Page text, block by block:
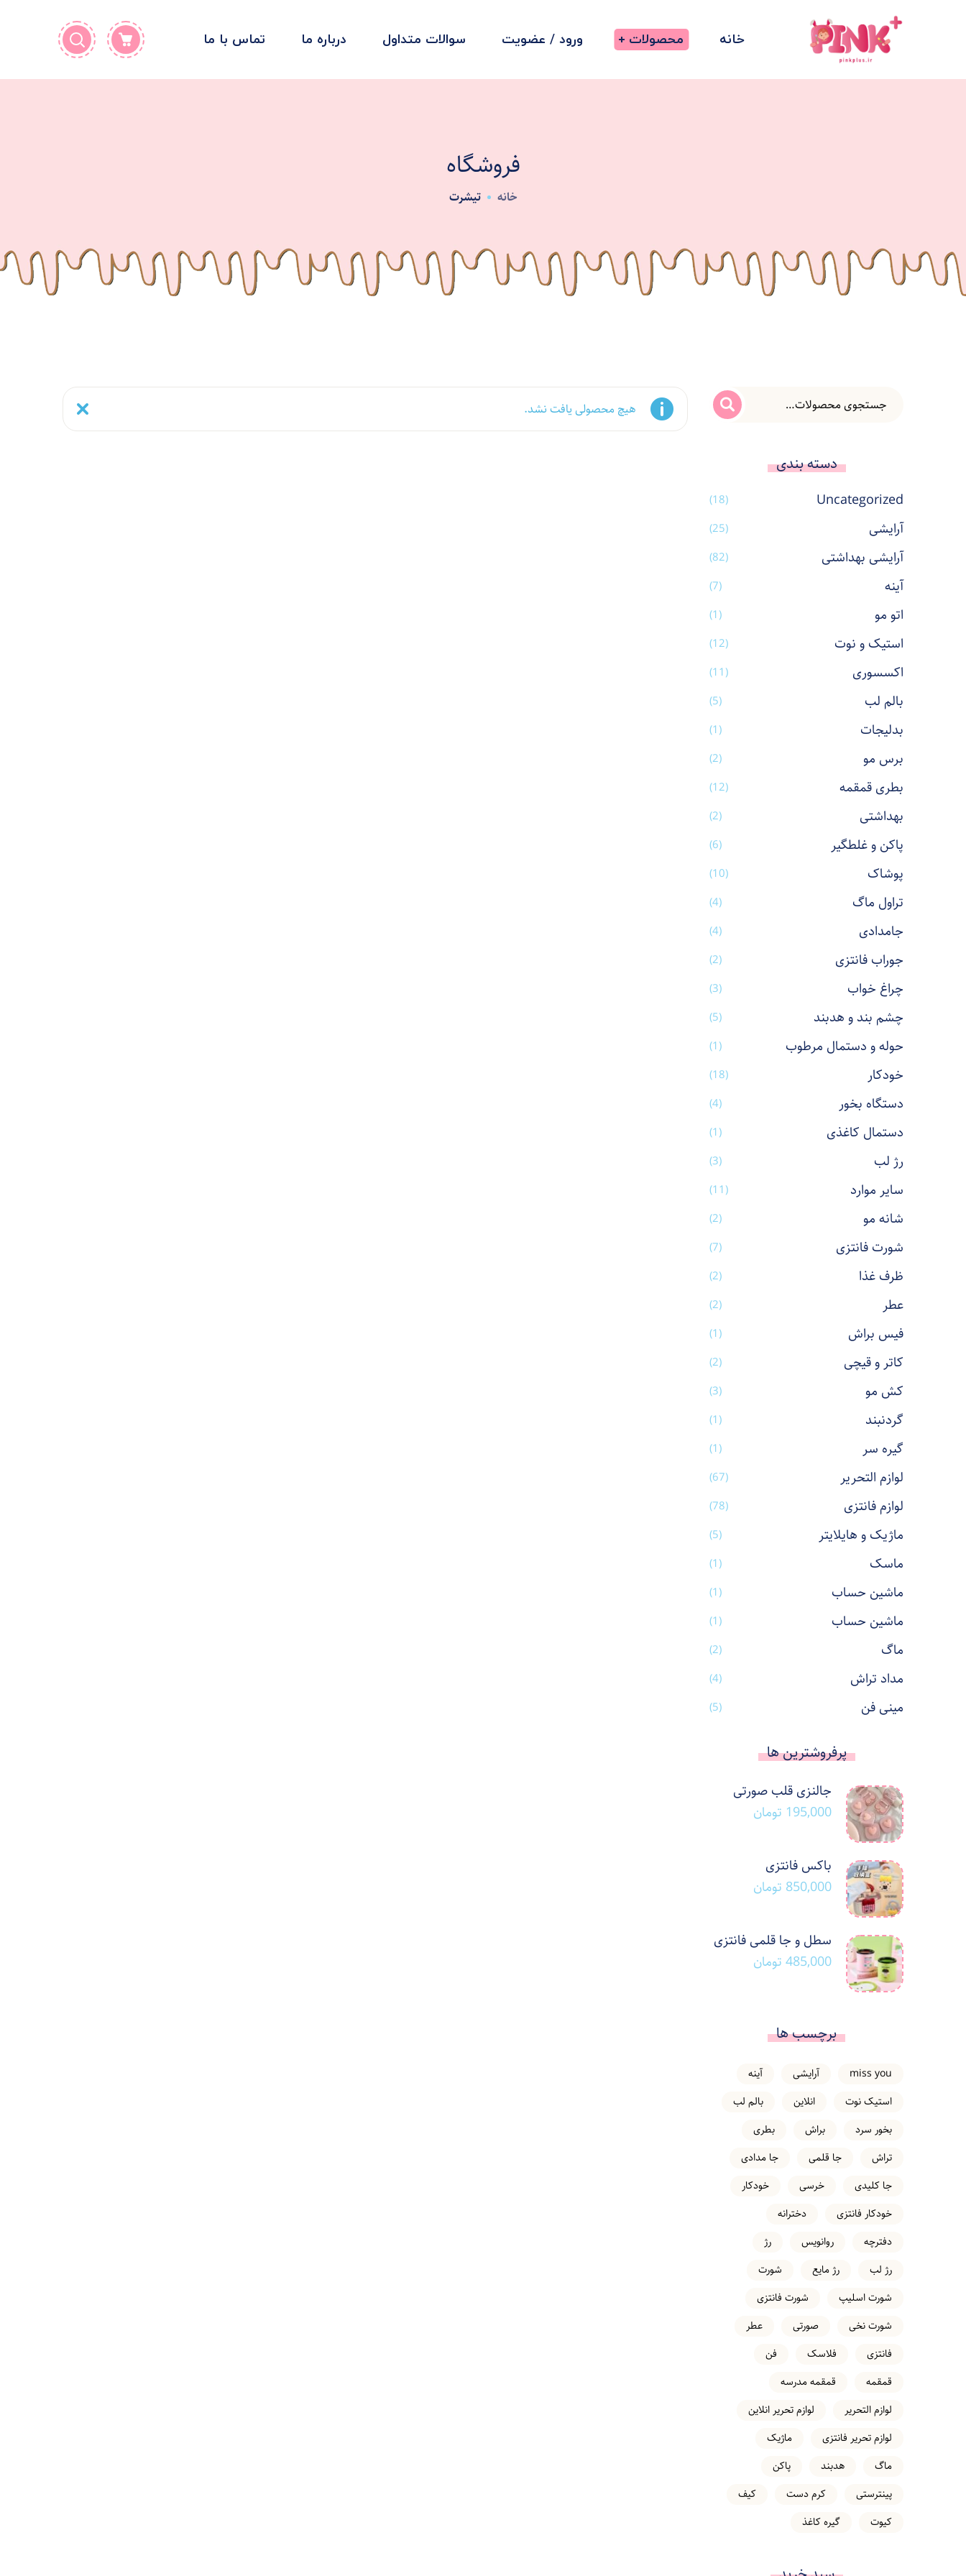
خانه محصولات ورود / عضویت سوالات متداول درباره ما تماس با ما
فروشگاه
خانه تیشرت
هیچ محصولی یافت نشد.
دسته بندی
Uncategorized
(18)
آرایشی (25)
آرایشی بهداشتی (82)
آینه (7)
اتو مو (1)
استیک و نوت (12)
اکسسوری (11)
بالم لب (5)
بدلیجات (1)
برس مو (2)
بطری قمقمه (12)
بهداشتی (2)
پاکن و غلطگیر (6)
پوشاک (10)
تراول ماگ (4)
جامدادی (4)
جوراب فانتزی (2)
چراغ خواب (3)
چشم بند و هدبند (5)
حوله و دستمال مرطوب (1)
خودکار (18)
دستگاه بخور (4)
دستمال کاغذی (1)
رژ لب (3)
سایر موارد (11)
شانه مو (2)
شورت فانتزی (7)
ظرف غذا (2)
عطر (2)
فیس براش (1)
کاتر و قیچی (2)
کش مو (3)
گردنبند (1)
گیره سر (1)
لوازم التحریر (67)
لوازم فانتزی (78)
ماژیک و هایلایتر (5)
ماسک (1)
ماشین حساب (1)
ماشین حساب (1)
ماگ (2)
مداد تراش (4)
مینی فن (5)
پرفروشترین ها
جالنزی قلب صورتی
195,000 تومان
باکس فانتزی
850,000 تومان
سطل و جا قلمی فانتزی
485,000 تومان
برچسب ها
miss you آرایشی
آینه
استیک نوت
انلاین
بالم لب
بخور سرد
براش
بطری
تراش
جا قلمی
جا مدادی
جا کلیدی
خرسی
خودکار
خودکار فانتزی
دخترانه
دفترچه
روانویس
رژ
رژ لب
رژ مایع
شورت
شورت اسلیپ
شورت فانتزی
شورت نخی
صورتی
عطر
فانتزی
فلاسک
فن
قمقمه
قمقمه مدرسه
لوازم التحریر
لوازم تحریر انلاین
لوازم تحریر فانتزی
ماژیک
ماگ
هدبند
پاکن
پینترستی
کرم دست
کیف
کیوت
گیره کاغذ